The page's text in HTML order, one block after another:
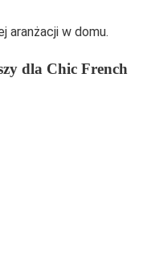
aranżacji w domu.
dla Chic French